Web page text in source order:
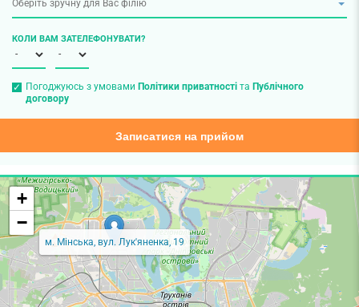
КОЛИ ВАМ ЗАТЕЛЕФОНУВАТИ?
Погоджуюсь з умовами Політики приватностіта Публічного
договору
Записатися на прийом
м. Мінська, вул. Лук'яненка, 19
+
−